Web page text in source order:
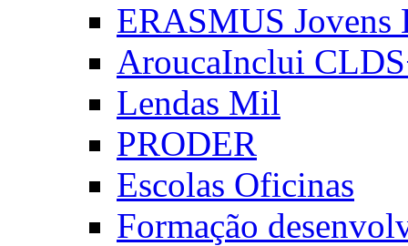
ERASMUS Jovens
AroucaInclui
Lendas Mil
PRODER
Escolas Oficinas
Formação